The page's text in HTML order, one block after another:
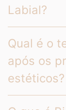
Labial?
Qual é o
após os
estéticos?